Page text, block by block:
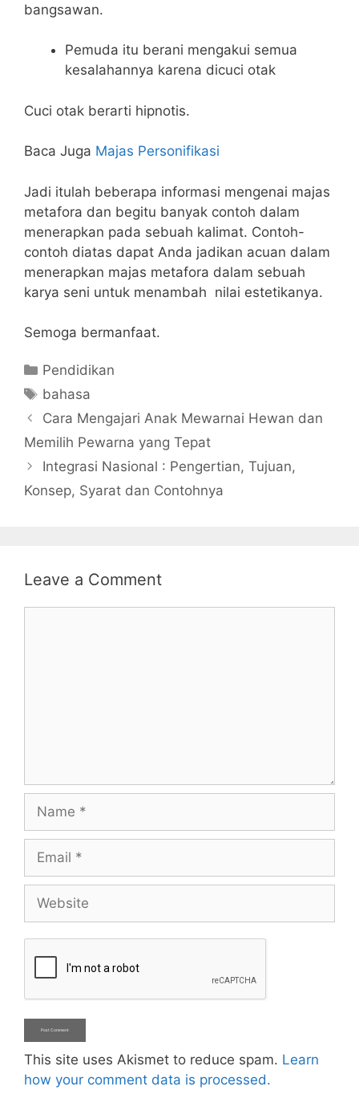
bangsawan.
Pemuda itu berani mengakui semua
kesalahannya karena dicuci otak
Cuci otak berarti hipnotis.
Baca Juga Majas Personifikasi
Jadi itulah beberapa informasi mengenai majas
metafora dan begitu banyak contoh dalam
menerapkan pada sebuah kalimat. Contoh-
contoh diatas dapat Anda jadikan acuan dalam
menerapkan majas metafora dalam sebuah
karya seni untuk menambah nilai estetikanya.
Semoga bermanfaat.
Categories
Pendidikan
Tags
bahasa
Cara Mengajari Anak Mewarnai Hewan dan
Memilih Pewarna yang Tepat
Integrasi Nasional : Pengertian, Tujuan,
Konsep, Syarat dan Contohnya
Leave a Comment
Name
Email
Website
This site uses Akismet to reduce spam. Learn
how your comment data is processed.